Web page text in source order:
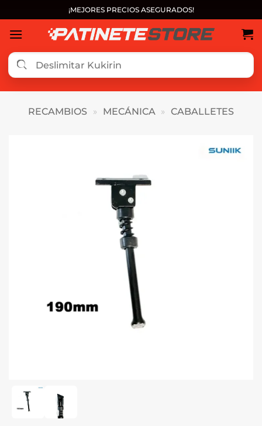
al
contenido
¡MEJORES PRECIOS ASEGURADOS!
RECAMBIOS » MECÁNICA » CABALLETES